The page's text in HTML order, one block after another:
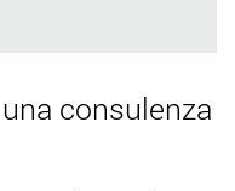
consulenza